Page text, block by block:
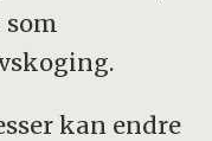
kan endre